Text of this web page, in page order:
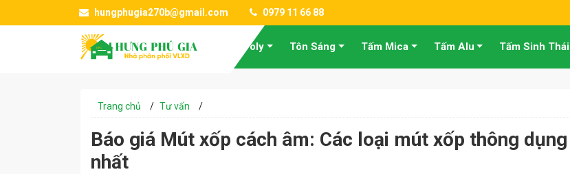
hungphugia270b@gmail.com 0979 11 66 88
Tấm Poly Tôn Sáng Tấm Mica Tấm Alu Tấm Sinh Thái
Trang chủ / Tư vấn /
Báo giá Mút xốp cách âm: Các loại mút xốp thông dụng
nhất